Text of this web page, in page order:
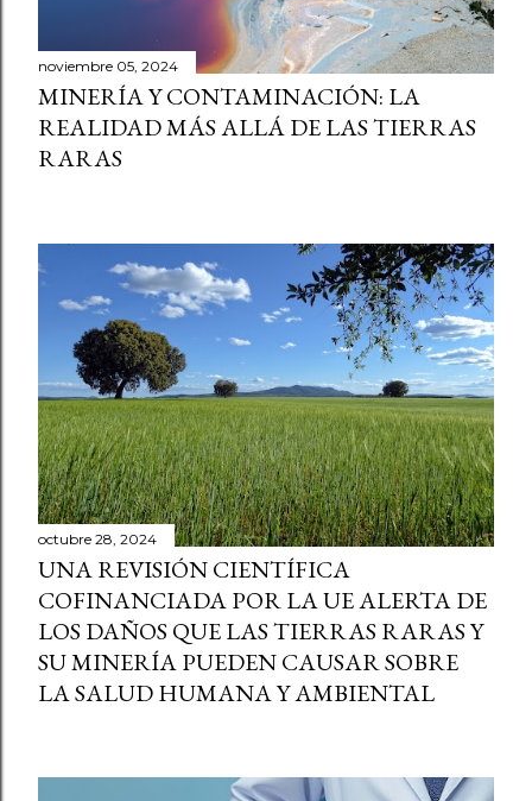
noviembre 05, 2024
MINERÍA Y CONTAMINACIÓN: LA
REALIDAD MÁS ALLÁ DE LAS TIERRAS
RARAS
octubre 28, 2024
UNA REVISIÓN CIENTÍFICA
COFINANCIADA POR LA UE ALERTA DE
LOS DAÑOS QUE LAS TIERRAS RARAS Y
SU MINERÍA PUEDEN CAUSAR SOBRE
LA SALUD HUMANA Y AMBIENTAL